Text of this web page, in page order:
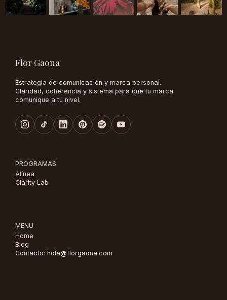
Flor Gaona
Estrategia de comunicación y marca personal.
Claridad, coherencia y sistema para que tu marca
comunique a tu nivel.
PROGRAMAS
Alínea
Clarity Lab
MENU
Home
Blog
Contacto: hola@florgaona.com